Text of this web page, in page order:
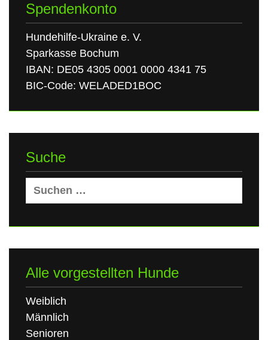
Spendenkonto
Hundehilfe-Ukraine e. V.
Sparkasse Bochum
IBAN: DE05 4305 0001 0000 4341 75
BIC-Code: WELADED1BOC
Suche
Suchen
nach:
Alle vorgestellten Hunde
Weiblich
Männlich
Senioren